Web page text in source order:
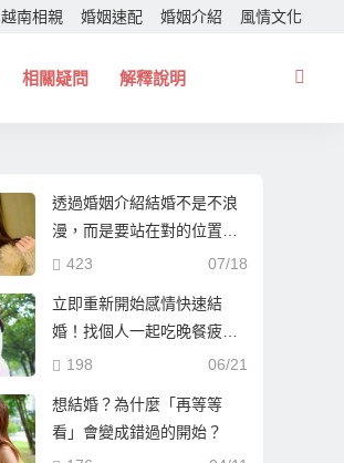
越南相親 婚姻速配 婚姻介紹 風情文化
相關疑問 解釋說明
透過婚姻介紹結婚不是不浪
漫，而是要站在對的位置！
幫你找個一起走下去的人！
07/18
423
立即重新開始感情快速結
婚！找個人一起吃晚餐疲憊
時能夠互相依靠！
06/21
198
想結婚？為什麼「再等等
看」會變成錯過的開始？